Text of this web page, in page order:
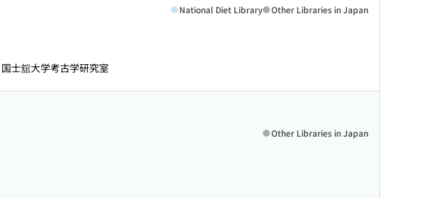
National Diet Library Other Libraries in Japan
国士舘大学考古学研究室
Other Libraries in Japan